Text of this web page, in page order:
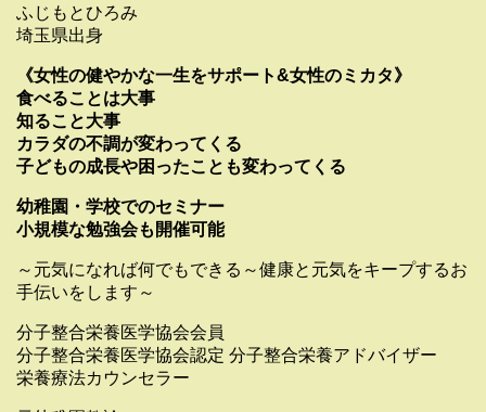
ふじもとひろみ
埼玉県出身
《女性の健やかな一生をサポート&女性のミカタ》
食べることは大事
知ること大事
カラダの不調が変わってくる
子どもの成長や困ったことも変わってくる
幼稚園・学校でのセミナー
小規模な勉強会も開催可能
～元気になれば何でもできる～健康と元気をキープするお
手伝いをします～
分子整合栄養医学協会会員
分子整合栄養医学協会認定 分子整合栄養アドバイザー
栄養療法カウンセラー